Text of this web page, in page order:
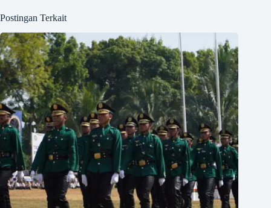
Postingan Terkait